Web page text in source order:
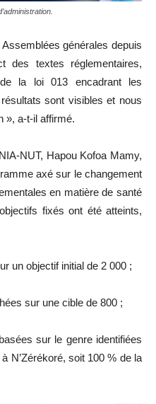
générales depuis
des textes réglementaires,
la loi 013 encadrant les
sont visibles et nous
», a-t-il affirmé.
NUT, Hapou Kofoa Mamy,
axé sur le changement
en matière de santé
fixés ont été atteints,
un objectif initial de 2 000 ;
sur une cible de 800 ;
sur le genre identifiées
N’Zérékoré, soit 100 % de la